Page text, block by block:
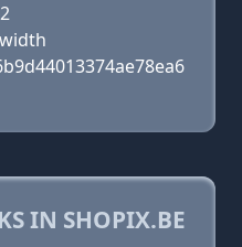
IN SHOPIX.BE